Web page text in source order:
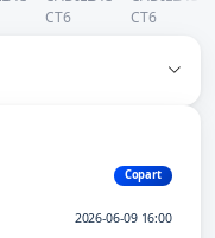
Copart
2026-06-09 16:00